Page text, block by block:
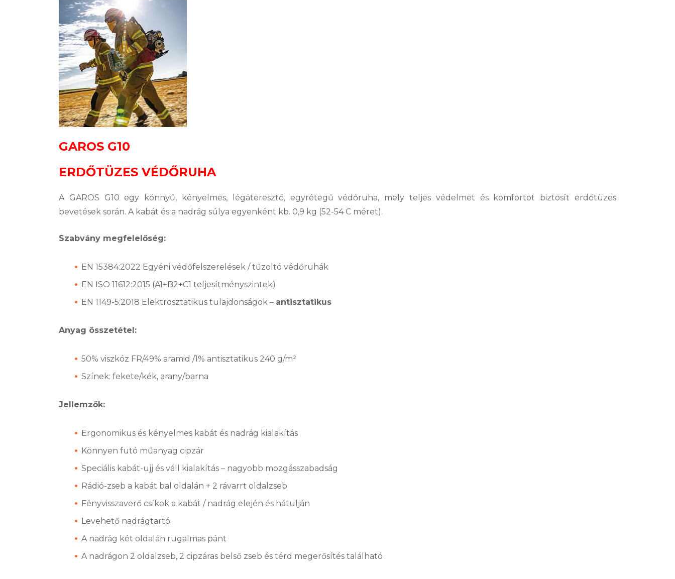
GAROS G10
ERDŐTÜZES VÉDŐRUHA
A GAROS G10 egy könnyű, kényelmes, légáteresztő, egyrétegű védőruha, mely teljes védelmet és komfortot biztosít erdőtüzes
bevetések során. A kabát és a nadrág súlya egyenként kb. 0,9 kg (52-54 C méret).
Szabvány megfelelőség:
EN 15384:2022 Egyéni védőfelszerelések / tűzoltó védőruhák
EN ISO 11612:2015 (A1+B2+C1 teljesítményszintek)
EN 1149-5:2018 Elektrosztatikus tulajdonságok – antisztatikus
Anyag összetétel:
50% viszkóz FR/49% aramid /1% antisztatikus 240 g/m²
Színek: fekete/kék, arany/barna
Jellemzők:
Ergonomikus és kényelmes kabát és nadrág kialakítás
Könnyen futó műanyag cipzár
Speciális kabát-ujj és váll kialakítás – nagyobb mozgásszabadság
Rádió-zseb a kabát bal oldalán + 2 rávarrt oldalzseb
Fényvisszaverő csíkok a kabát / nadrág elején és hátulján
Levehető nadrágtartó
A nadrág két oldalán rugalmas pánt
A nadrágon 2 oldalzseb, 2 cipzáras belső zseb és térd megerősítés található